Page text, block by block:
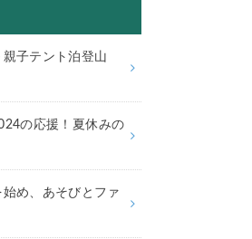
子テント泊登山
の応援！夏休みの
め、あそびとファ